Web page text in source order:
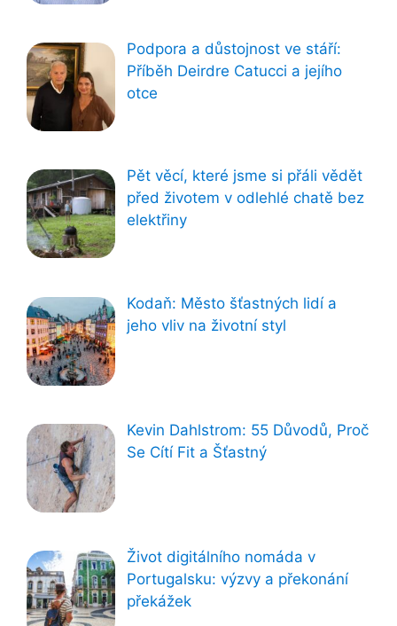
Podpora a důstojnost ve stáří:
Příběh Deirdre Catucci a jejího
otce
Pět věcí, které jsme si přáli vědět
před životem v odlehlé chatě bez
elektřiny
Kodaň: Město šťastných lidí a
jeho vliv na životní styl
Kevin Dahlstrom: 55 Důvodů, Proč
Se Cítí Fit a Šťastný
Život digitálního nomáda v
Portugalsku: výzvy a překonání
překážek